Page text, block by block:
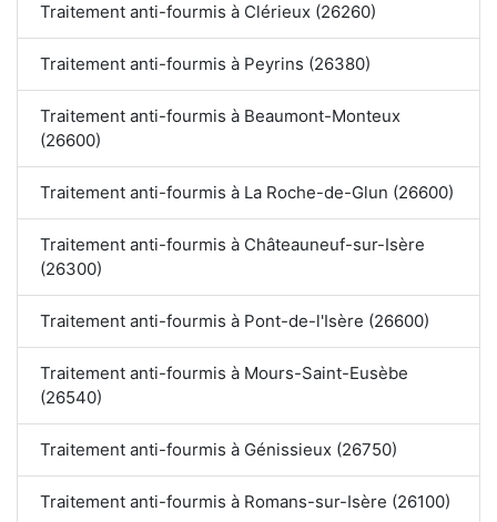
Traitement anti-fourmis à Clérieux (26260)
Traitement anti-fourmis à Peyrins (26380)
Traitement anti-fourmis à Beaumont-Monteux
(26600)
Traitement anti-fourmis à La Roche-de-Glun (26600)
Traitement anti-fourmis à Châteauneuf-sur-Isère
(26300)
Traitement anti-fourmis à Pont-de-l'Isère (26600)
Traitement anti-fourmis à Mours-Saint-Eusèbe
(26540)
Traitement anti-fourmis à Génissieux (26750)
Traitement anti-fourmis à Romans-sur-Isère (26100)